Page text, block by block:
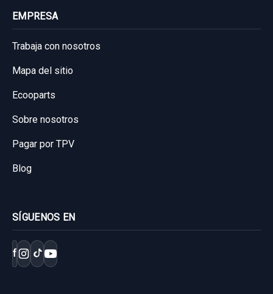
EMPRESA
Trabaja con nosotros
Mapa del sitio
Ecooparts
Sobre nosotros
Pagar por TPV
Blog
SÍGUENOS EN
f